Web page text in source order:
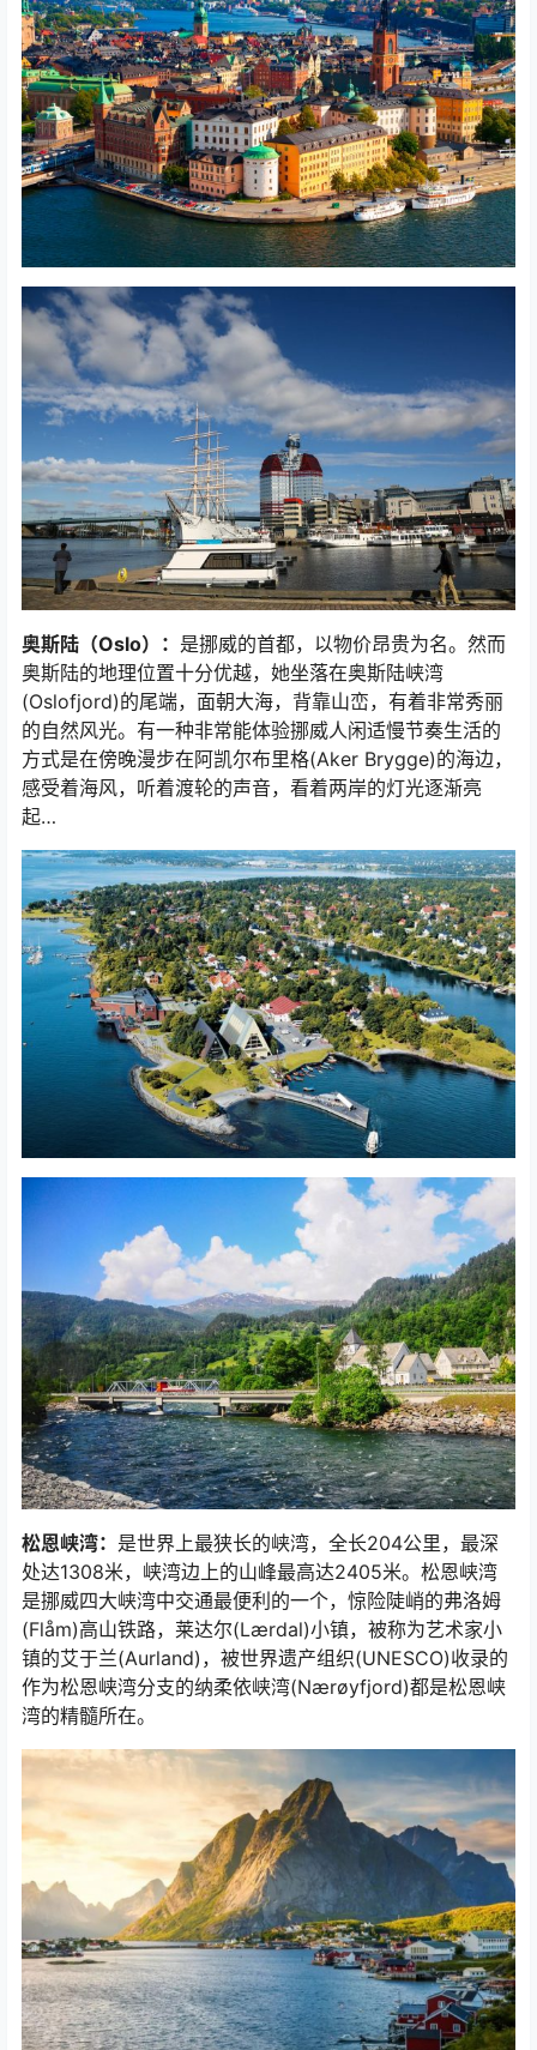
奥斯陆（Oslo）： 是挪威的首都，以物价昂贵为名。然而
奥斯陆的地理位置十分优越，她坐落在奥斯陆峡湾
(Oslofjord)的尾端，面朝大海，背靠山峦，有着非常秀丽
的自然风光。有一种非常能体验挪威人闲适慢节奏生活的
方式是在傍晚漫步在阿凯尔布里格(Aker Brygge)的海边，
感受着海风，听着渡轮的声音，看着两岸的灯光逐渐亮
起…
松恩峡湾： 是世界上最狭长的峡湾，全长204公里，最深
处达1308米，峡湾边上的山峰最高达2405米。松恩峡湾
是挪威四大峡湾中交通最便利的一个，惊险陡峭的弗洛姆
(Flåm)高山铁路，莱达尔(Lærdal)小镇，被称为艺术家小
镇的艾于兰(Aurland)，被世界遗产组织(UNESCO)收录的
作为松恩峡湾分支的纳柔依峡湾(Nærøyfjord)都是松恩峡
湾的精髓所在。